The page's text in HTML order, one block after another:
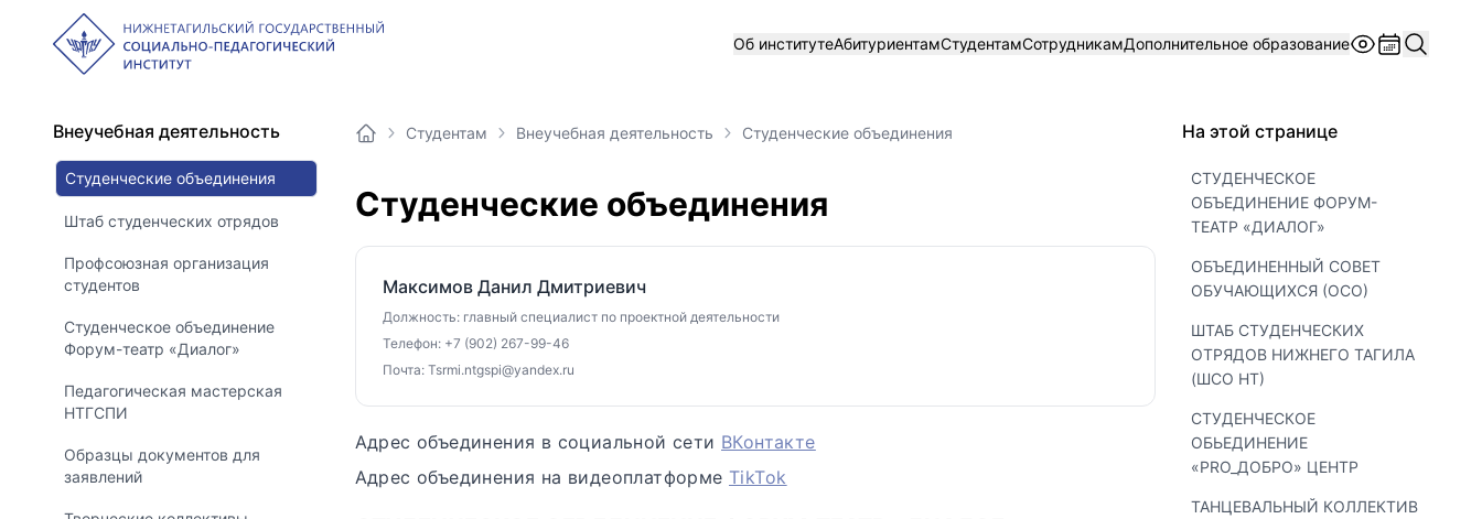
Об институтеАбитуриентамСтудентамСотрудникамДополнительное образование
Внеучебная деятельность
Студенческие объединения
Штаб студенческих отрядов
Профсоюзная организация
студентов
Студенческое объединение
Форум-театр «Диалог»
Педагогическая мастерская
НТГСПИ
Образцы документов для
заявлений
На этой странице
СТУДЕНЧЕСКОЕ
ОБЪЕДИНЕНИЕ ФОРУМ-
ТЕАТР «ДИАЛОГ»
ОБЪЕДИНЕННЫЙ СОВЕТ
ОБУЧАЮЩИХСЯ (ОСО)
ШТАБ СТУДЕНЧЕСКИХ
ОТРЯДОВ НИЖНЕГО ТАГИЛА
(ШСО НТ)
СТУДЕНЧЕСКОЕ
ОБЬЕДИНЕНИЕ
«PRO_ДОБРО» ЦЕНТР
ТАНЦЕВАЛЬНЫЙ КОЛЛЕКТИВ
Студентам Внеучебная деятельность Студенческие объединения
Студенческие объединения
Максимов Данил Дмитриевич
Должность: главный специалист по проектной деятельности
Телефон: +7 (902) 267-99-46
Почта: Tsrmi.ntgspi@yandex.ru
Адрес объединения в социальной сети ВКонтакте
Адрес объединения на видеоплатформе TikTok